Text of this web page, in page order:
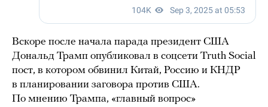
Вскоре после начала парада президент США
Дональд Трамп опубликовал в соцсети Truth Social
пост, в котором обвинил Китай, Россию и КНДР
в планировании заговора против США.
По мнению Трампа, «главный вопрос»